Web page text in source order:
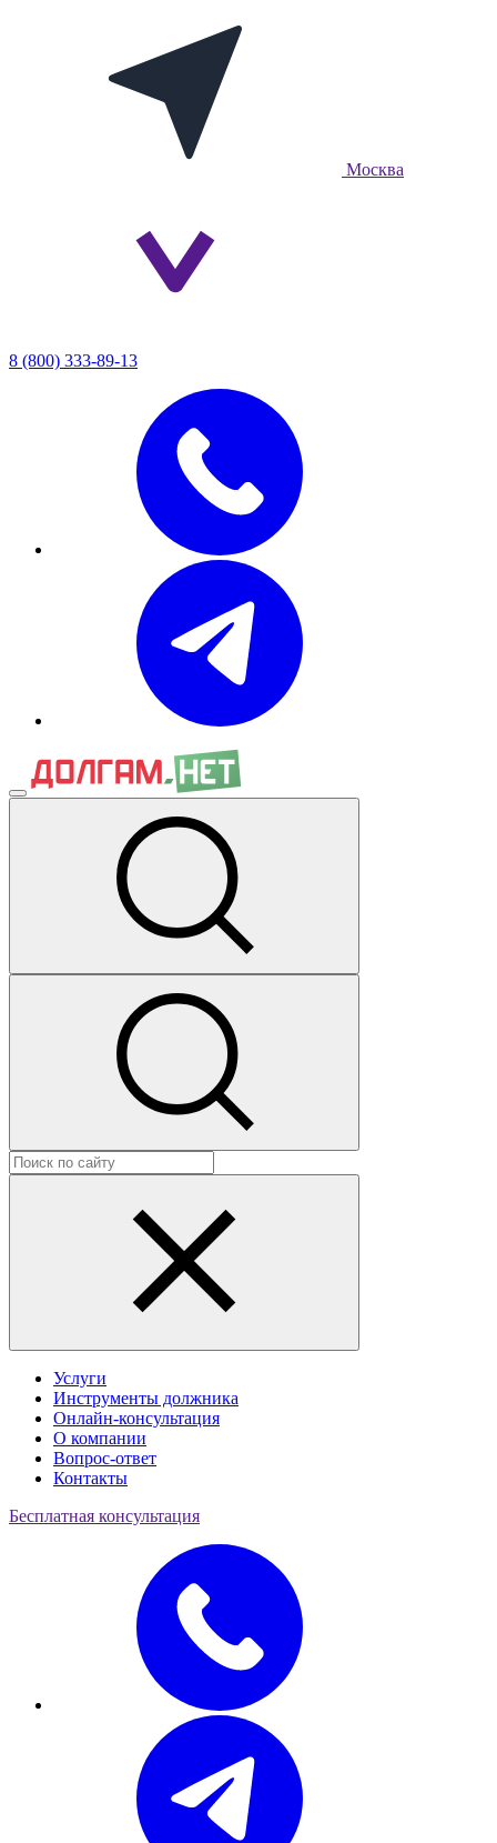
Москва
8 (800) 333-89-13
Услуги
Инструменты должника
Онлайн-консультация
О компании
Вопрос-ответ
Контакты
Бесплатная консультация